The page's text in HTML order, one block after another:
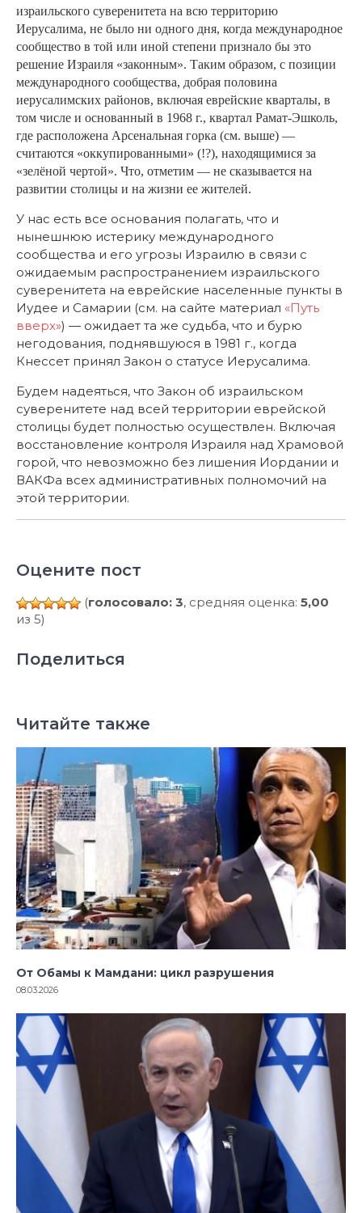
израильского суверенитета на всю территорию
Иерусалима, не было ни одного дня, когда международное
сообщество в той или иной степени признало бы это
решение Израиля «законным». Таким образом, с позиции
международного сообщества, добрая половина
иерусалимских районов, включая еврейские кварталы, в
том числе и основанный в 1968 г., квартал Рамат-Эшколь,
где расположена Арсенальная горка (см. выше) —
считаются «оккупированными» (!?), находящимися за
«зелёной чертой». Что, отметим — не сказывается на
развитии столицы и на жизни ее жителей.
У нас есть все основания полагать, что и
нынешнюю истерику международного
сообщества и его угрозы Израилю в связи с
ожидаемым распространением израильского
суверенитета на еврейские населенные пункты в
Иудее и Самарии (см. на сайте материал «Путь
вверх») — ожидает та же судьба, что и бурю
негодования, поднявшуюся в 1981 г., когда
Кнессет принял Закон о статусе Иерусалима.
Будем надеяться, что Закон об израильском
суверенитете над всей территории еврейской
столицы будет полностью осуществлен. Включая
восстановление контроля Израиля над Храмовой
горой, что невозможно без лишения Иордании и
ВАКФа всех административных полномочий на
этой территории.
Оцените пост
(голосовало: 3, средняя оценка: 5,00
из 5)
Поделиться
Читайте также
От Обамы к Мамдани: цикл разрушения
08.03.2026